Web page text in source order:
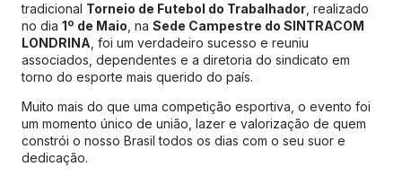
tradicional Torneio de Futebol do Trabalhador , realizado
no dia 1º de Maio , na Sede Campestre do SINTRACOM
LONDRINA , foi um verdadeiro sucesso e reuniu
associados, dependentes e a diretoria do sindicato em
torno do esporte mais querido do país.
Muito mais do que uma competição esportiva, o evento foi
um momento único de união, lazer e valorização de quem
constrói o nosso Brasil todos os dias com o seu suor e
dedicação.